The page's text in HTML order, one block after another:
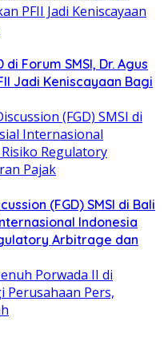
Forum SMSI, Dr. Agus
Jadi Keniscayaan Bagi
(FGD) SMSI di Bali
Indonesia
Arbitrage dan